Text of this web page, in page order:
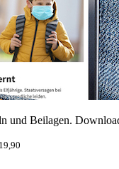
und Beilagen.